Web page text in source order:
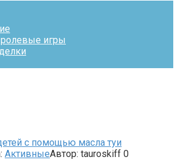
игры
с помощью масла туи
АктивныеАвтор: tauroskiff 0